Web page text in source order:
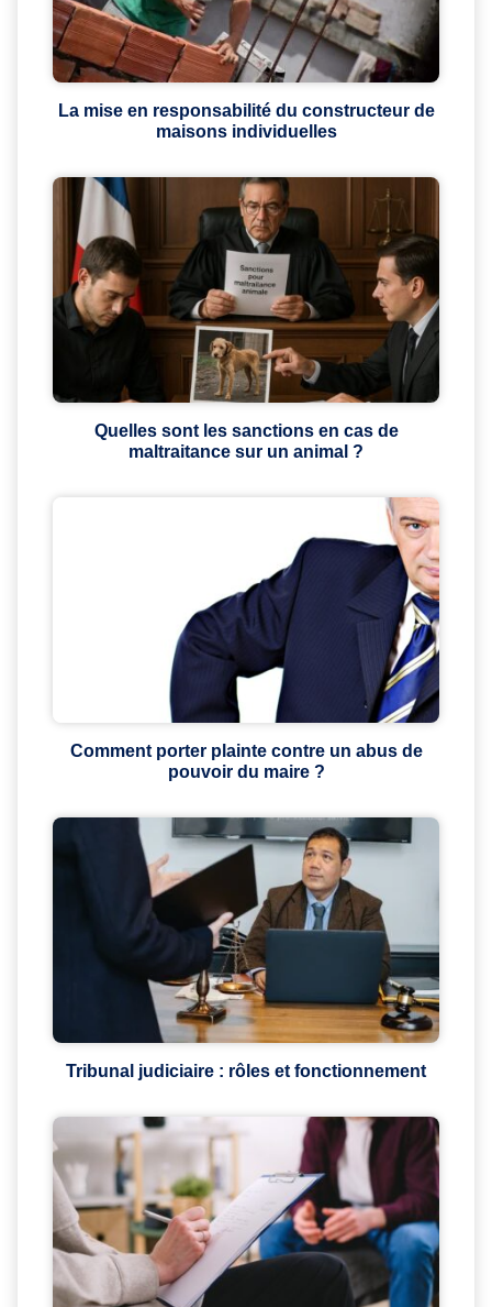
La mise en responsabilité du constructeur de
maisons individuelles
Quelles sont les sanctions en cas de
maltraitance sur un animal ?
Comment porter plainte contre un abus de
pouvoir du maire ?
Tribunal judiciaire : rôles et fonctionnement